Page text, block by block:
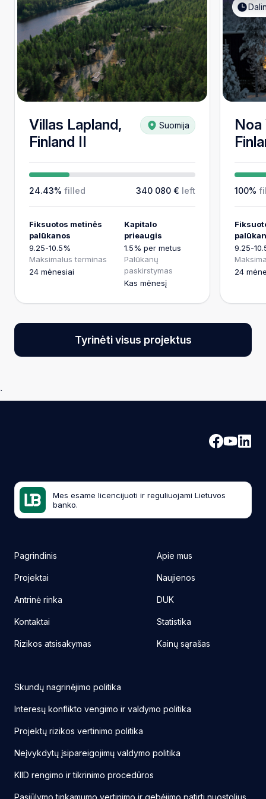
Villas Lapland,
Finland II
Suomija
24.43% filled 340 080 € left
Fiksuotos metinės
palūkanos
9.25-10.5%
Kapitalo
prieaugis
1.5% per metus
Maksimalus terminas
24 mėnesiai
Palūkanų
paskirstymas
Kas mėnesį
Noa
100%
9.25-
24
Tyrinėti visus projektus
`
Mes esame licencijuoti ir reguliuojami Lietuvos
banko.
Pagrindinis
Projektai
Antrinė rinka
Kontaktai
Rizikos atsisakymas
Apie mus
Naujienos
DUK
Statistika
Kainų sąrašas
Skundų nagrinėjimo politika
Interesų konflikto vengimo ir valdymo politika
Projektų rizikos vertinimo politika
Neįvykdytų įsipareigojimų valdymo politika
KIID rengimo ir tikrinimo procedūros
Pasiūlymo tinkamumo vertinimo ir gebėjimo patirti nuostolius